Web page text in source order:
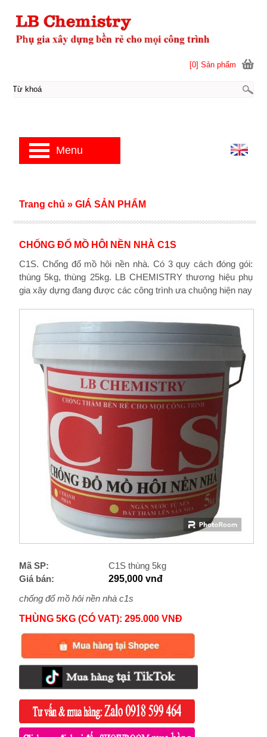
CHỐNG ĐỔ MỒ HÔI NỀN NHÀ C1S
C1S. Chống đổ mồ hôi nền nhà. Có 3 quy cách đóng gói:
thùng 5kg, thùng 25kg. LB CHEMISTRY thương hiệu phụ
gia xây dựng đang được các công trình ưa chuộng hiện nay
Mã SP:
C1S thùng 5kg
Giá bán:
295,000 vnđ
chống đổ mồ hôi nền nhà c1s
THÙNG 5KG (CÓ VAT): 295.000 VNĐ
Trang chủ » GIÁ SẢN PHẨM
[0] Sản phẩm
Menu